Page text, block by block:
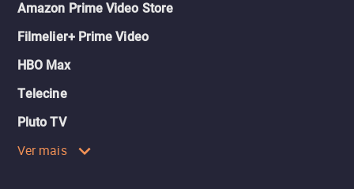
Amazon Prime Video Store
Filmelier+ Prime Video
HBO Max
Telecine
Pluto TV
Ver mais